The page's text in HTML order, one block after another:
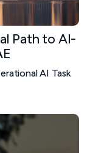
Path to AI-
AI Task